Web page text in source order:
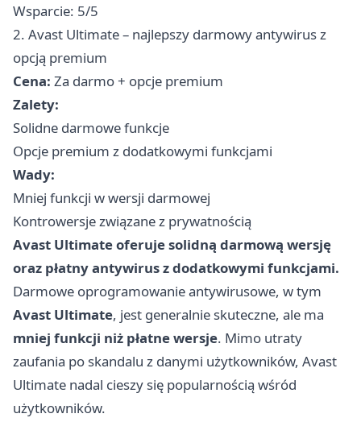
Wsparcie: 5/5
2. Avast Ultimate – najlepszy darmowy antywirus z
opcją premium
Cena: Za darmo + opcje premium
Zalety:
Solidne darmowe funkcje
Opcje premium z dodatkowymi funkcjami
Wady:
Mniej funkcji w wersji darmowej
Kontrowersje związane z prywatnością
Avast Ultimate oferuje solidną darmową wersję
oraz płatny antywirus z dodatkowymi funkcjami.
Darmowe oprogramowanie antywirusowe, w tym
Avast Ultimate, jest generalnie skuteczne, ale ma
mniej funkcji niż płatne wersje. Mimo utraty
zaufania po skandalu z danymi użytkowników, Avast
Ultimate nadal cieszy się popularnością wśród
użytkowników.